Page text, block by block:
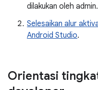
dilakukan oleh admin.
Selesaikan alur
Android Studio.
Orientasi